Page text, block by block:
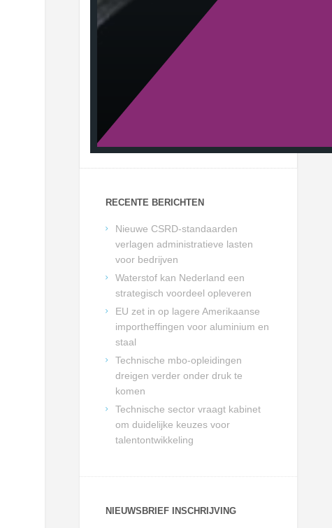
RECENTE BERICHTEN
Nieuwe CSRD-standaarden
verlagen administratieve lasten
voor bedrijven
Waterstof kan Nederland een
strategisch voordeel opleveren
EU zet in op lagere Amerikaanse
importheffingen voor aluminium en
staal
Technische mbo-opleidingen
dreigen verder onder druk te
komen
Technische sector vraagt kabinet
om duidelijke keuzes voor
talentontwikkeling
NIEUWSBRIEF INSCHRIJVING